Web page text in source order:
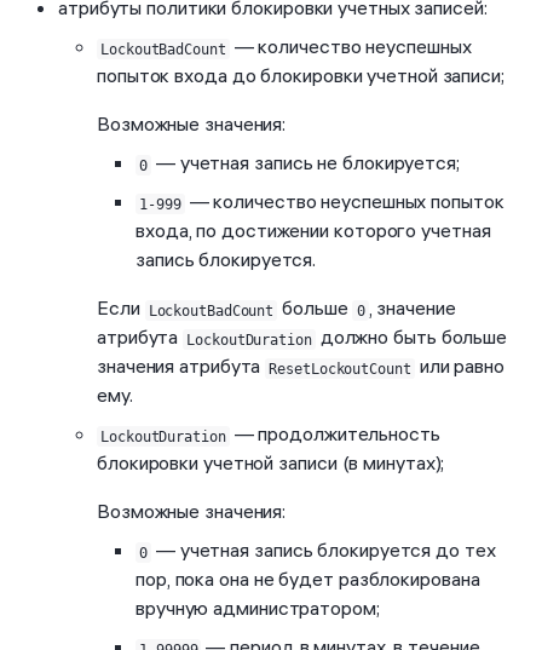
атрибуты политики блокировки учетных записей:
LockoutBadCount — количество неуспешных
попыток входа до блокировки учетной записи;
Возможные значения:
0 — учетная запись не блокируется;
1-999 — количество неуспешных попыток
входа, по достижении которого учетная
запись блокируется.
Если LockoutBadCount больше 0 , значение
атрибута LockoutDuration должно быть больше
значения атрибута ResetLockoutCount или равно
ему.
LockoutDuration — продолжительность
блокировки учетной записи (в минутах);
Возможные значения:
0 — учетная запись блокируется до тех
пор, пока она не будет разблокирована
вручную администратором;